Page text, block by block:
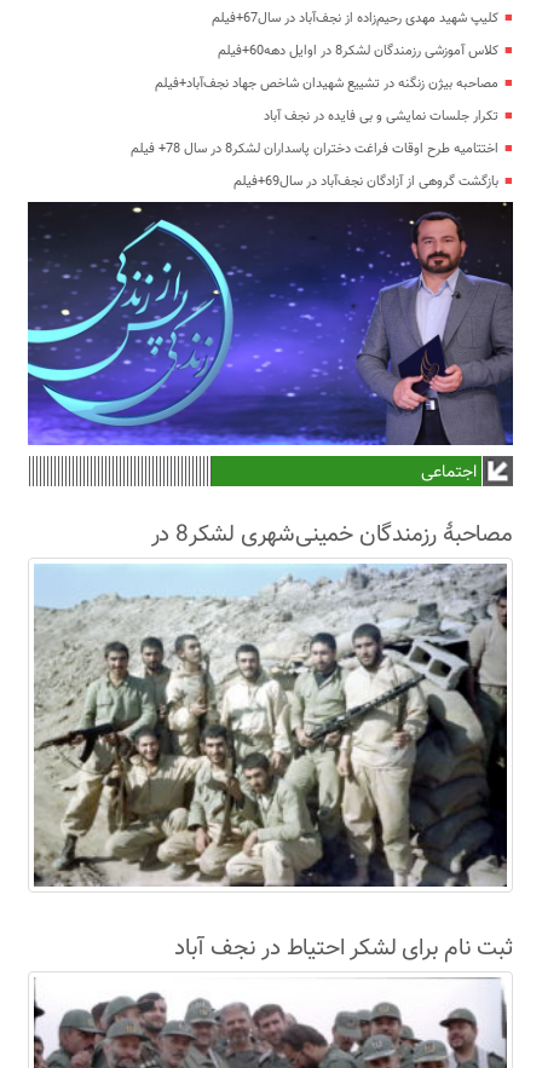
کلیپ شهید مهدی رحیم‌زاده از نجف‌آباد در سال67+فیلم
کلاس آموزشی رزمندگان لشکر8 در اوایل دهه60+فیلم
مصاحبه بیژن زنگنه در تشییع شهیدان شاخص جهاد نجف‌آباد+فیلم
تکرار جلسات نمایشی و بی فایده در نجف آباد
اختتامیه طرح اوقات فراغت دختران پاسداران لشکر8 در سال 78+ فیلم
بازگشت گروهی از آزادگان نجف‌آباد در سال69+فیلم
اجتماعی
مصاحبۀ رزمندگان خمینی‌شهری لشکر8 در
سال63+فیلم
ثبت نام برای لشکر احتیاط در نجف آباد